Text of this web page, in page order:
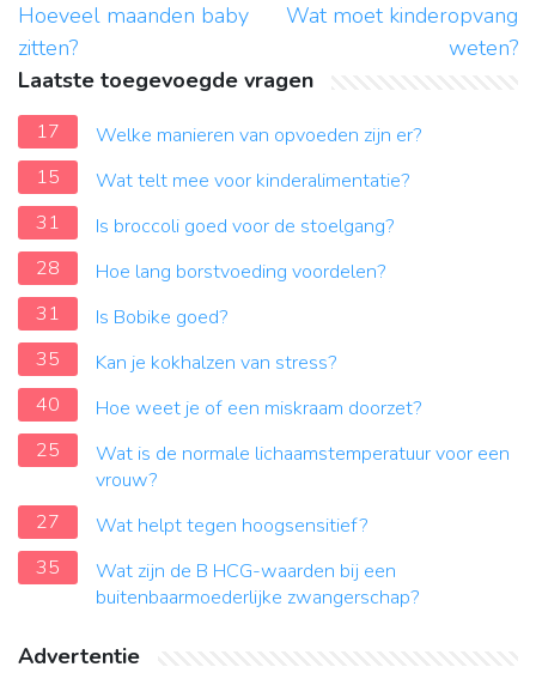
Hoeveel maanden baby
zitten?
Wat moet kinderopvang
weten?
Laatste toegevoegde vragen
17
Welke manieren van opvoeden zijn er?
15
Wat telt mee voor kinderalimentatie?
31
Is broccoli goed voor de stoelgang?
28
Hoe lang borstvoeding voordelen?
31
Is Bobike goed?
35
Kan je kokhalzen van stress?
40
Hoe weet je of een miskraam doorzet?
25
Wat is de normale lichaamstemperatuur voor een
vrouw?
27
Wat helpt tegen hoogsensitief?
35
Wat zijn de B HCG-waarden bij een
buitenbaarmoederlijke zwangerschap?
Advertentie